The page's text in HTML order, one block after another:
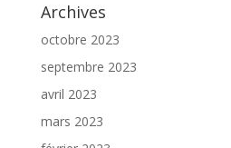
Archives
octobre 2023
septembre 2023
avril 2023
mars 2023